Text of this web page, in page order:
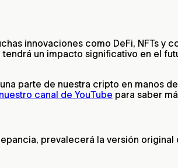
innovaciones como DeFi, NFTs y
tendrá un impacto significativo en el
parte de nuestra cripto en manos
canal de YouTube para saber
prevalecerá la versión original